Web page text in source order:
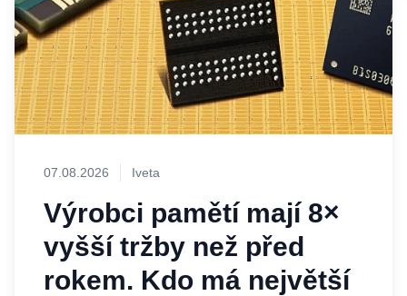
07.08.2026 Iveta
Výrobci pamětí mají 8×
vyšší tržby než před
rokem. Kdo má největší